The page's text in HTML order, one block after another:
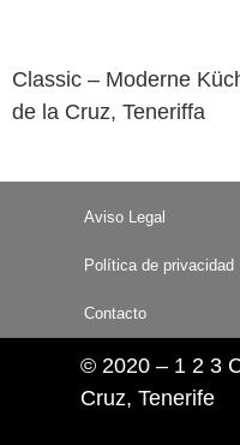
Classic – Moderne
de la Cruz, Teneriffa
Aviso Legal
Política de privacidad
Contacto
© 2020 – 1 2 3
Cruz, Tenerife